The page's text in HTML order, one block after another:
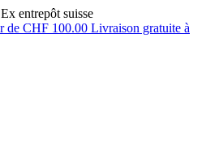
Ex entrepôt suisse
Livraison gratuite à